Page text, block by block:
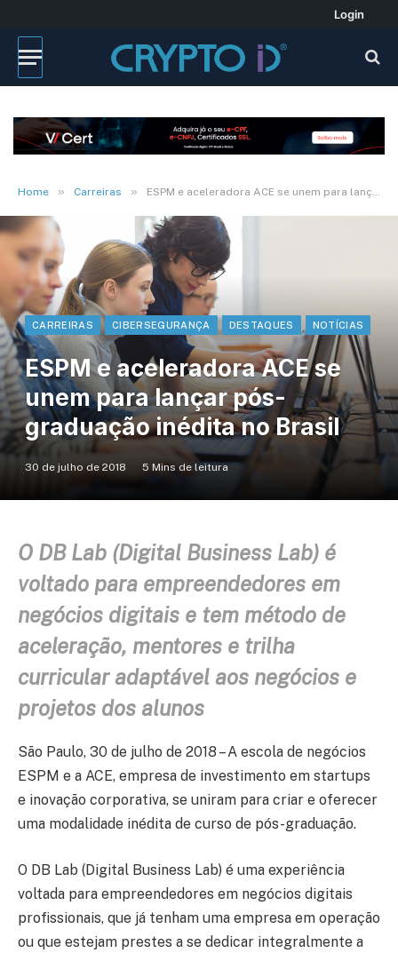
Login
Home » Carreiras » ESPM e aceleradora ACE se unem para lançar pós-graduação inédita no Brasil
CARREIRAS CIBERSEGURANÇA DESTAQUES NOTÍCIAS
ESPM e aceleradora ACE se
unem para lançar pós-
graduação inédita no Brasil
30 de julho de 2018 5 Mins de leitura
O DB Lab (Digital Business Lab) é
voltado para empreendedores em
negócios digitais e tem método de
aceleração, mentores e trilha
curricular adaptável aos negócios e
projetos dos alunos
São Paulo, 30 de julho de 2018 – A escola de negócios
ESPM e a ACE, empresa de investimento em startups
e inovação corporativa, se uniram para criar e oferecer
uma modalidade inédita de curso de pós-graduação.
O DB Lab (Digital Business Lab) é uma experiência
voltada para empreendedores em negócios digitais
profissionais, que já tenham uma empresa em operação
ou que estejam prestes a se dedicar integralmente a